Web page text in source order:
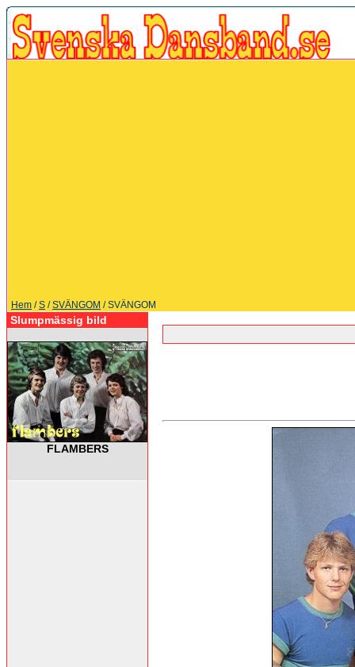
Hem /S /SVÄNGOM / SVÄNGOM
Slumpmässig bild
FLAMBERS